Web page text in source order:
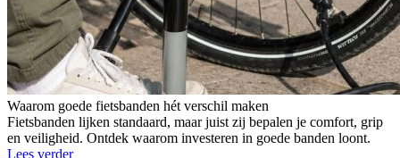
Waarom goede fietsbanden hét verschil maken
Fietsbanden lijken standaard, maar juist zij bepalen je comfort, grip
en veiligheid. Ontdek waarom investeren in goede banden loont.
Lees verder